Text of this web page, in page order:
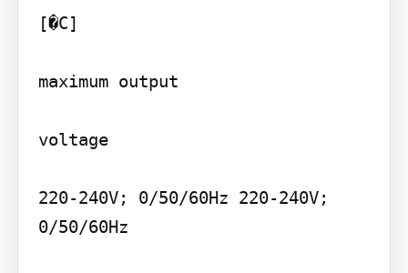
[�C]
maximum output
voltage
220-240V; 0/50/60Hz 220-240V;
0/50/60Hz